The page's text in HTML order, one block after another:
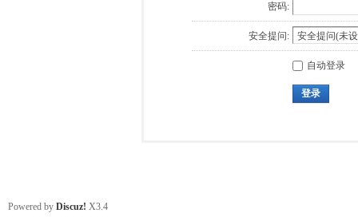
密码:
安全提问:
自动登录
登录
Powered by Discuz! X3.4